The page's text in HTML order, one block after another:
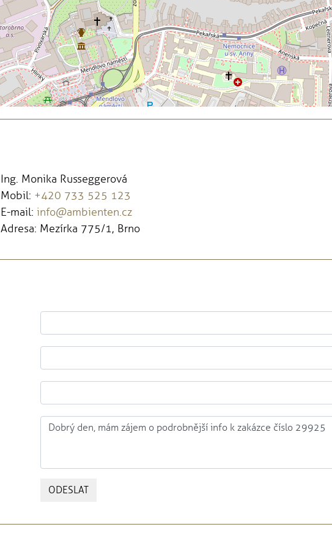
Ing. Monika Russeggerová
Mobil: +420 733 525 123
E-mail: info@ambienten.cz
Adresa: Mezírka 775/1, Brno
ODESLAT